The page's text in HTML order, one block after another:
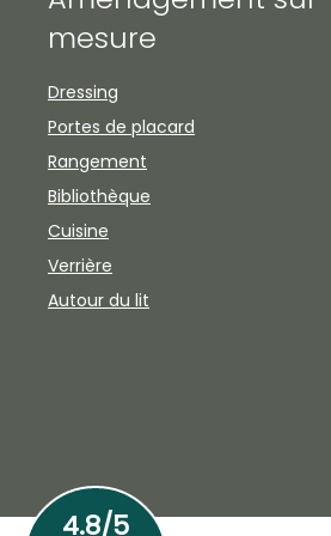
mesure
Dressing
Portes de placard
Rangement
Bibliothèque
Cuisine
Verrière
Autour du lit